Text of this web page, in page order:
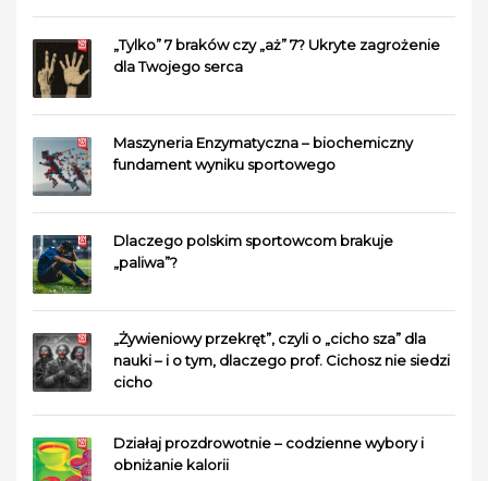
„Tylko” 7 braków czy „aż” 7? Ukryte zagrożenie
dla Twojego serca
Maszyneria Enzymatyczna – biochemiczny
fundament wyniku sportowego
Dlaczego polskim sportowcom brakuje
„paliwa”?
„Żywieniowy przekręt”, czyli o „cicho sza” dla
nauki – i o tym, dlaczego prof. Cichosz nie siedzi
cicho
Działaj prozdrowotnie – codzienne wybory i
obniżanie kalorii